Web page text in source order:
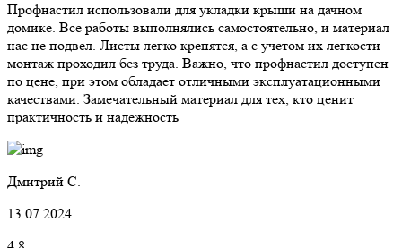
Профнастил использовали для укладки крыши на дачном
домике. Все работы выполнялись самостоятельно, и материал
нас не подвел. Листы легко крепятся, а с учетом их легкости
монтаж проходил без труда. Важно, что профнастил доступен
по цене, при этом обладает отличными эксплуатационными
качествами. Замечательный материал для тех, кто ценит
практичность и надежность
Дмитрий С.
13.07.2024